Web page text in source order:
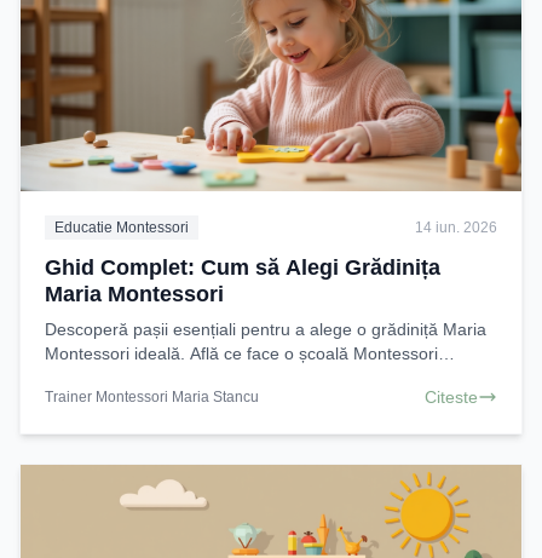
Educatie Montessori 14 iun. 2026
Ghid Complet: Cum să Alegi Grădinița
Maria Montessori
Descoperă pașii esențiali pentru a alege o grădiniță Maria
Montessori ideală. Află ce face o școală Montessori
Trainer Montessori Maria Stancu Citeste